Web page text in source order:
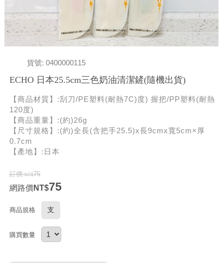
貨號: 0400000115
ECHO 日本25.5cm三色奶油清潔鏟(隨機出貨)
【商品材質】:刮刀/PE塑料(耐熱7C)度) 握把/PP塑料(耐熱
120度)
【商品重量】:(約)26g
【尺寸規格】:(約)全長(含把手25.5)x長9cmx寬5cm×厚
0.7cm
【產地】:日本
訂價: 75
網路價 75
商品規格 支
購買數量